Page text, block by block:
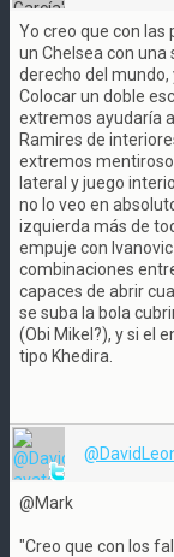
Yo creo que con
un Chelsea con una
derecho del mundo,
Colocar un doble
extremos ayudaría
Ramires de
extremos
lateral y juego
no lo veo en
izquierda más de
empuje con
combinaciones
capaces de abrir
se suba la bola
(Obi Mikel?), y si el
tipo Khedira.
@Mark
"Creo que con los